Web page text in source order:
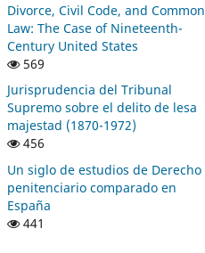
Divorce, Civil Code, and Common
Law: The Case of Nineteenth-
Century United States
569
Jurisprudencia del Tribunal
Supremo sobre el delito de lesa
majestad (1870-1972)
456
Un siglo de estudios de Derecho
penitenciario comparado en
España
441